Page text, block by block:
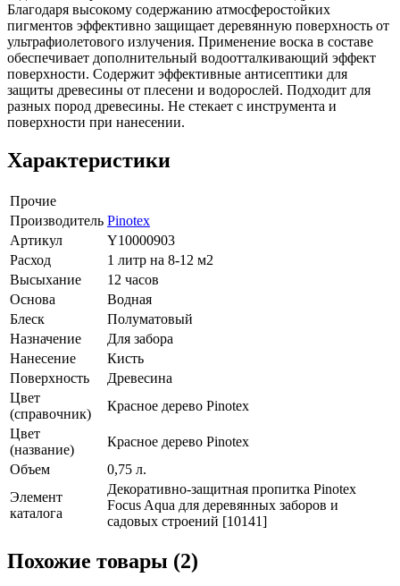
Благодаря высокому содержанию атмосферостойких
пигментов эффективно защищает деревянную поверхность от
ультрафиолетового излучения. Применение воска в составе
обеспечивает дополнительный водоотталкивающий эффект
поверхности. Содержит эффективные антисептики для
защиты древесины от плесени и водорослей. Подходит для
разных пород древесины. Не стекает с инструмента и
поверхности при нанесении.
Характеристики
Прочие
Производитель Pinotex
Артикул
Y10000903
Расход
1 литр на 8-12 м2
Высыхание
12 часов
Основа
Водная
Блеск
Полуматовый
Назначение
Для забора
Нанесение
Кисть
Поверхность
Древесина
Цвет
(справочник)
Красное дерево Pinotex
Цвет
(название)
Красное дерево Pinotex
Объем
0,75 л.
Элемент
каталога
Декоративно-защитная пропитка Pinotex
Focus Aqua для деревянных заборов и
садовых строений [10141]
Похожие товары (2)